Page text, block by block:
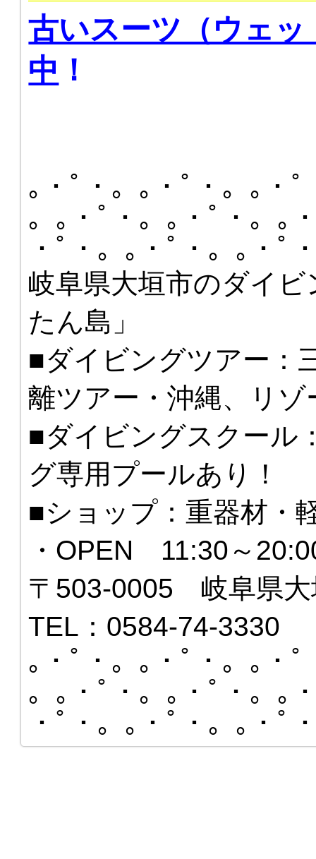
古いスーツ（ウェ
中 ！
｡・ﾟ・。｡・ﾟ・。｡・
。｡・ﾟ・。｡・ﾟ・。｡
・ﾟ・。｡・ﾟ・。｡・ﾟ
岐阜県大垣市のダイ
たん島」
■ダイビングツアー：
離ツアー・沖縄、リ
■ダイビングスクール
グ専用プールあり！
■ショップ：重器材・
・OPEN 11:30～
〒503-0005 岐阜県大
TEL：0584-74-3330
｡・ﾟ・。｡・ﾟ・。｡・
。｡・ﾟ・。｡・ﾟ・。｡
・ﾟ・。｡・ﾟ・。｡・ﾟ